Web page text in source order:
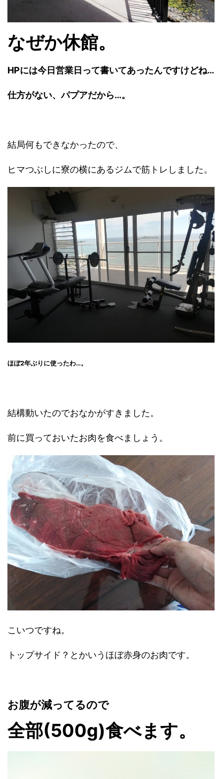
なぜか休館。
HPには今日営業日って書いてあったんですけどね…
仕方がない、パプアだから…。
結局何もできなかったので、
ヒマつぶしに寮の横にあるジムで筋トレしました。
ほぼ2年ぶりに使ったわ…。
結構動いたのでおなかがすきました。
前に買っておいたお肉を食べましょう。
こいつですね。
トップサイド？とかいうほぼ赤身のお肉です。
お腹が減ってるので
全部(500g)食べます。